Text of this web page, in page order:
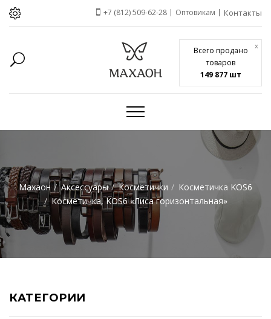
Всего продано
товаров
149 877 шт
x
+7 (812) 509-62-28 Оптовикам Контакты
Махаон Аксессуары Косметички
Косметичка KOS6
Косметичка, KOS6 «Лиса горизонтальная»
КАТЕГОРИИ